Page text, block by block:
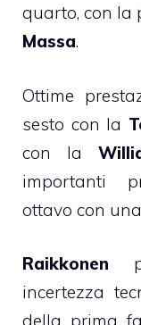
quarto, con la
Massa.
Ottime
sesto con la
con la
importanti
ottavo con una
Raikkonen
incertezza